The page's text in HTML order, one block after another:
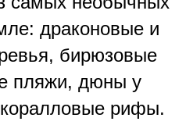
драконовые и
бирюзовые
пляжи, дюны у
рифы.